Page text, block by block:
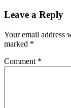
Leave a Reply
Your email address
marked *
Comment *